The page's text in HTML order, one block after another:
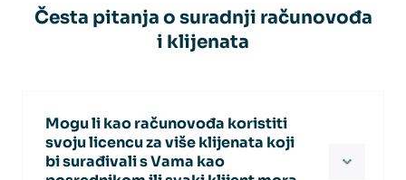
Česta pitanja o suradnji računovođa
i klijenata
Mogu li kao računovođa koristiti
svoju licencu za više klijenata koji
bi surađivali s Vama kao